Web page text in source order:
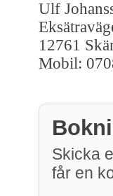
Ulf
12761
Mobil:
Skicka
får en